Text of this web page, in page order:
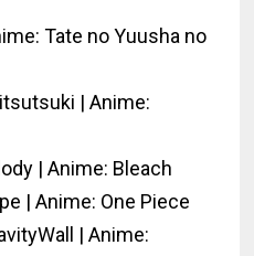
Tate no Yuusha no
| Anime:
| Anime: Bleach
| Anime: One Piece
| Anime: